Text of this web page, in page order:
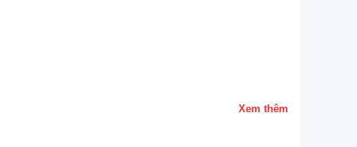
Xem thêm